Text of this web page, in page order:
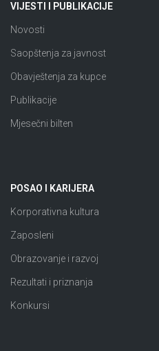
VIJESTI I PUBLIKACIJE
Novosti
Saopštenja za javnost
Obavještenja za kupce
Publikacije
Mjesečni bilten
POSAO I KARIJERA
Korporativna kultura
Zaposleni
Obrazovanje i razvoj
Rezultati i priznanja
Konkursi